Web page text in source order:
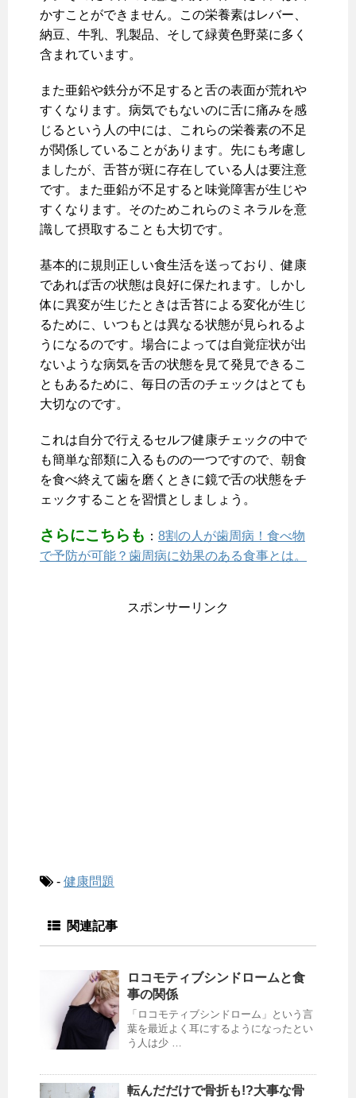
かすことができません。この栄養素はレバー、
納豆、牛乳、乳製品、そして緑黄色野菜に多く
含まれています。
また亜鉛や鉄分が不足すると舌の表面が荒れや
すくなります。病気でもないのに舌に痛みを感
じるという人の中には、これらの栄養素の不足
が関係していることがあります。先にも考慮し
ましたが、舌苔が斑に存在している人は要注意
です。また亜鉛が不足すると味覚障害が生じや
すくなります。そのためこれらのミネラルを意
識して摂取することも大切です。
基本的に規則正しい食生活を送っており、健康
であれば舌の状態は良好に保たれます。しかし
体に異変が生じたときは舌苔による変化が生じ
るために、いつもとは異なる状態が見られるよ
うになるのです。場合によっては自覚症状が出
ないような病気を舌の状態を見て発見できるこ
ともあるために、毎日の舌のチェックはとても
大切なのです。
これは自分で行えるセルフ健康チェックの中で
も簡単な部類に入るものの一つですので、朝食
を食べ終えて歯を磨くときに鏡で舌の状態をチ
ェックすることを習慣としましょう。
さらにこちらも ： 8割の人が歯周病！食べ物
で予防が可能？歯周病に効果のある食事とは。
スポンサーリンク
- 健康問題
関連記事
ロコモティブシンドロームと食
事の関係
「ロコモティブシンドローム」という言
葉を最近よく耳にするようになったとい
う人は少 …
転んだだけで骨折も!?大事な骨